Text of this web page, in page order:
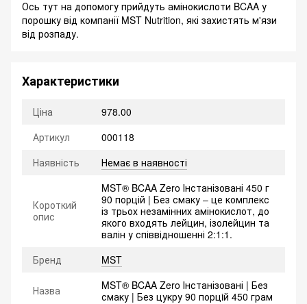
Ось тут на допомогу прийдуть амінокислоти BCAA у
порошку від компанії MST Nutrition, які захистять м'язи
від розпаду.
Характеристики
Ціна
978.00
Артикул
000118
Наявність
Немає в наявності
Короткий
опис
MST® BCAA Zero Інстанізовані 450 г
90 порцій | Без смаку – це комплекс
із трьох незамінних амінокислот, до
якого входять лейцин, ізолейцин та
валін у співвідношенні 2:1:1.
Бренд
MST
Назва
MST® BCAA Zero Інстанізовані | Без
смаку | Без цукру 90 порцiй 450 грам